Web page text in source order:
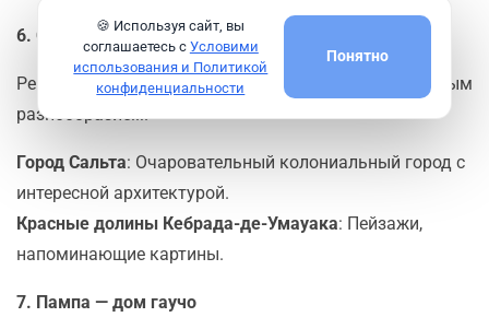
6. Сальта и северо-запад
Регион, богатый культурным и природным
разнообразием.
Город Сальта: Очаровательный колониальный город с
интересной архитектурой.
Красные долины Кебрада-де-Умауака: Пейзажи,
напоминающие картины.
7. Пампа — дом гаучо
🍪 Используя сайт, вы
соглашаетесь с Условими
использования и Политикой
конфиденциальности
Понятно